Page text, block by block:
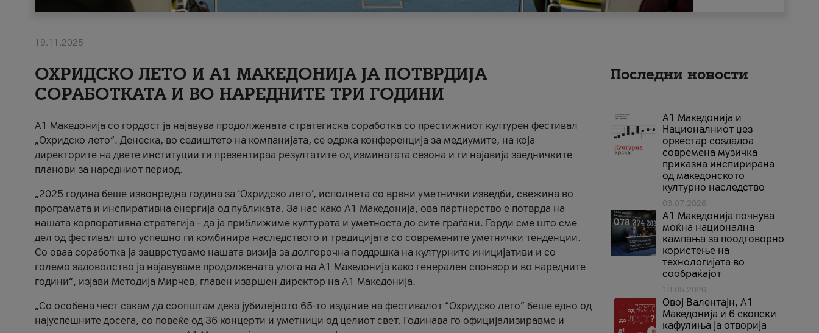
19.11.2025
ОХРИДСКО ЛЕТО И A1 МАКЕДОНИЈА ЈА ПОТВРДИЈА
СОРАБОТКАТА И ВО НАРЕДНИТЕ ТРИ ГОДИНИ
A1 Македонија со гордост ја најавува продолжената стратегиска соработка со престижниот културен фестивал
„Охридско лето“. Денеска, во седиштето на компанијата, се одржа конференција за медиумите, на која
директорите на двете институции ги презентираа резултатите од изминатата сезона и ги најавија заедничките
планови за наредниот период.
„2025 година беше извонредна година за ‘Охридско лето’, исполнета со врвни уметнички изведби, свежина во
програмата и инспиративна енергија од публиката. За нас како A1 Македонија, ова партнерство е потврда на
нашата корпоративна стратегија – да ја приближиме културата и уметноста до сите граѓани. Горди сме што сме
дел од фестивал што успешно ги комбинира наследството и традицијата со современите уметнички тенденции.
Со оваа соработка ја зацврстуваме нашата визија за долгорочна поддршка на културните иницијативи и со
големо задоволство ја најавуваме продолжената улога на A1 Македонија како генерален спонзор и во наредните
години“, изјави Методија Мирчев, главен извршен директор на A1 Македонија.
„Со особена чест сакам да соопштам дека јубилејното 65-то издание на фестивалот “Охридско лето” беше едно од
најуспешните досега, со повеќе од 36 концерти и уметници од целиот свет. Годинава го официјализиравме и
Последни новости
А1 Македонија и
Националниот џез
оркестар создадоа
современа музичка
приказна инспирирана
од македонското
културно наследство
03.07.2026
A1 Македонија почнува
моќна национална
кампања за поодговорно
користење на
технологијата во
сообраќајот
18.05.2026
Овој Валентајн, A1
Македонија и 6 скопски
кафулиња ја отворија